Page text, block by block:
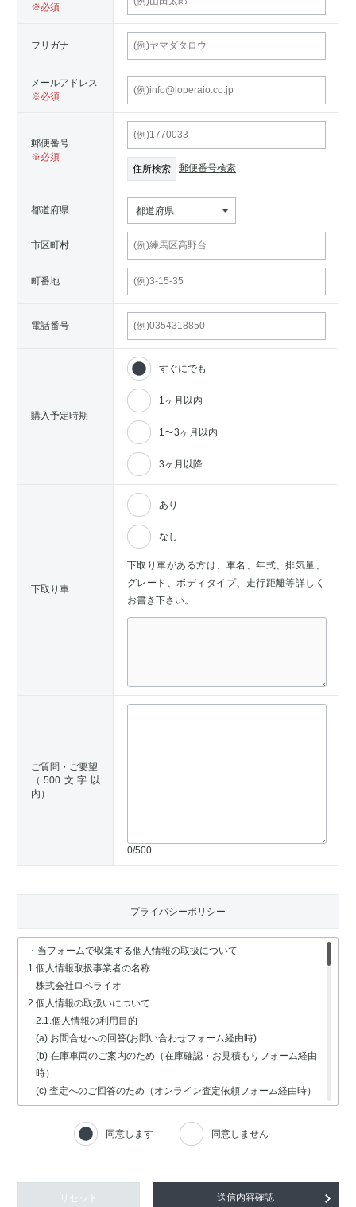
フリガナ
メールアドレス
郵便番号
郵便番号検索
都道府県 都道府県
市区町村
町番地
電話番号
購入予定時期
すぐにでも
1ヶ月以内
1〜3ヶ月以内
3ヶ月以降
下取り車
あり
なし
下取り車がある方は、車名、年式、排気量、
グレード、ボディタイプ、走行距離等詳しく
お書き下さい。
ご質問・ご要望
（500文字以
内）
0/500
プライバシーポリシー
・当フォームで収集する個人情報の取扱について
1.個人情報取扱事業者の名称
株式会社ロペライオ
2.個人情報の取扱いについて
2.1.個人情報の利用目的
(a) お問合せへの回答(お問い合わせフォーム経由時)
(b) 在庫車両のご案内のため（在庫確認・お見積もりフォーム経由
時）
(c) 査定へのご回答のため（オンライン査定依頼フォーム経由時）
(d) 車検・修理関連の回答のため（車検・修理の受付フォーム経由
(e) 採用選考業務（採用情報フォーム経由時）
2.2.個人情報の取扱いの委託
情報の安全管理が図られるよう、充分な保護水準を備えている委託
同意します 同意しません
リセット